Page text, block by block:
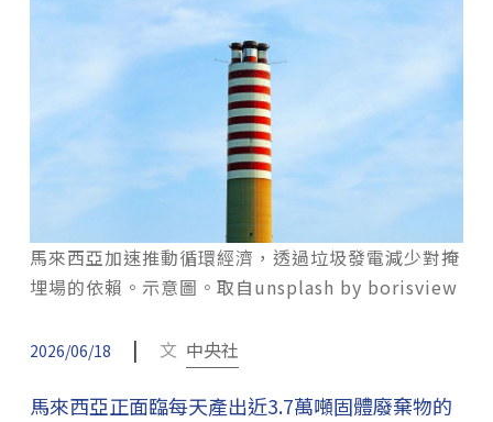
馬來西亞加速推動循環經濟，透過垃圾發電減少對掩
埋場的依賴。示意圖。取自unsplash by borisview
2026/06/18 | 文 中央社
馬來西亞正面臨每天產出近3.7萬噸固體廢棄物的